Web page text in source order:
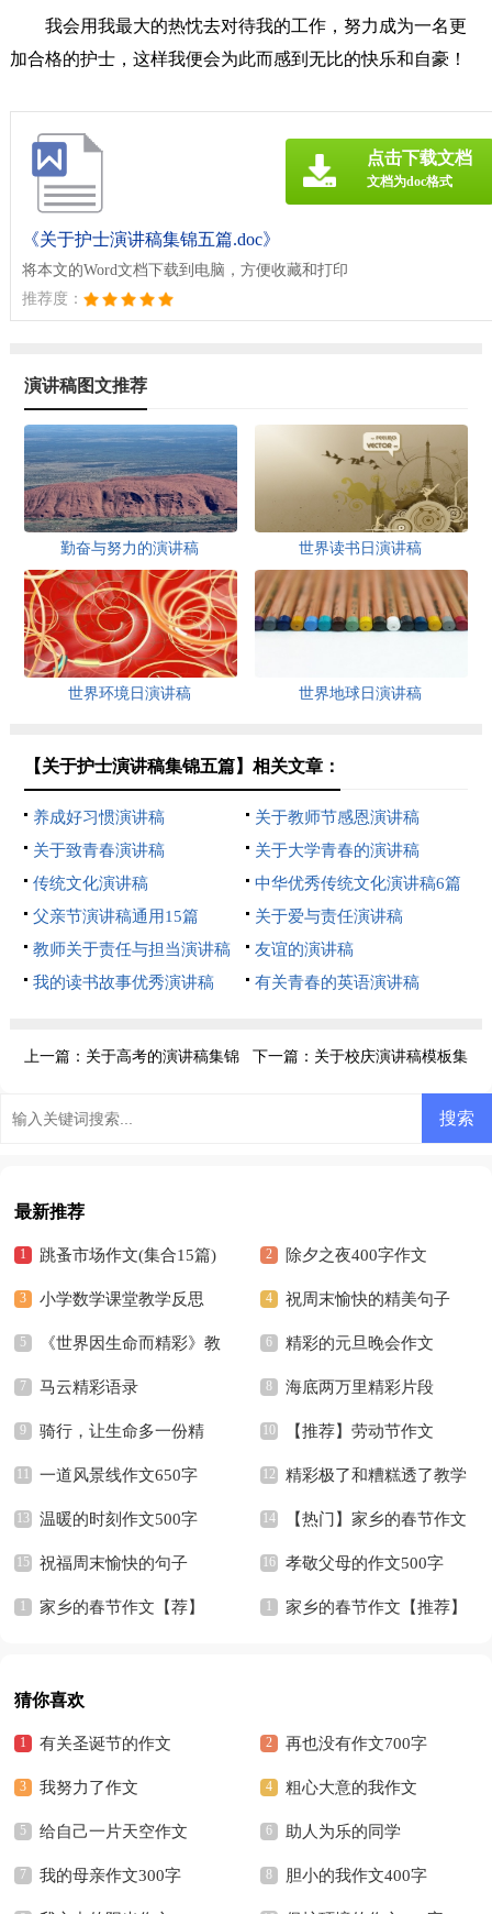
我会用我最大的热忱去对待我的工作，努力成为一名更
加合格的护士，这样我便会为此而感到无比的快乐和自豪！
《关于护士演讲稿集锦五篇.doc》
将本文的Word文档下载到电脑，方便收藏和打印
推荐度：
点击下载文档
文档为doc格式
演讲稿图文推荐
勤奋与努力的演讲稿 世界读书日演讲稿
世界环境日演讲稿 世界地球日演讲稿
【关于护士演讲稿集锦五篇】相关文章：
养成好习惯演讲稿
关于教师节感恩演讲稿
关于致青春演讲稿
关于大学青春的演讲稿
传统文化演讲稿
中华优秀传统文化演讲稿6篇
父亲节演讲稿通用15篇
关于爱与责任演讲稿
教师关于责任与担当演讲稿
友谊的演讲稿
我的读书故事优秀演讲稿
有关青春的英语演讲稿
上一篇： 关于高考的演讲稿集锦 下一篇： 关于校庆演讲稿模板集
锦7篇
最新推荐
跳蚤市场作文(集合15篇) 除夕之夜400字作文
小学数学课堂教学反思 祝周末愉快的精美句子
《世界因生命而精彩》教
学反思
精彩的元旦晚会作文
马云精彩语录 海底两万里精彩片段
骑行，让生命多一份精
彩！
【推荐】劳动节作文
一道风景线作文650字 精彩极了和糟糕透了教学
反思
温暖的时刻作文500字 【热门】家乡的春节作文
祝福周末愉快的句子 孝敬父母的作文500字
家乡的春节作文【荐】 家乡的春节作文【推荐】
猜你喜欢
有关圣诞节的作文 再也没有作文700字
我努力了作文 粗心大意的我作文
给自己一片天空作文 助人为乐的同学
我的母亲作文300字 胆小的我作文400字